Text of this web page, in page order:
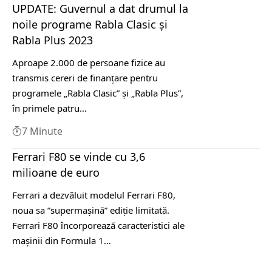
UPDATE: Guvernul a dat drumul la
noile programe Rabla Clasic şi
Rabla Plus 2023
Aproape 2.000 de persoane fizice au
transmis cereri de finanţare pentru
programele „Rabla Clasic” şi „Rabla Plus”,
în primele patru…
7 Minute
Ferrari F80 se vinde cu 3,6
milioane de euro
Ferrari a dezvăluit modelul Ferrari F80,
noua sa ”supermașină” ediție limitată.
Ferrari F80 încorporează caracteristici ale
mașinii din Formula 1…